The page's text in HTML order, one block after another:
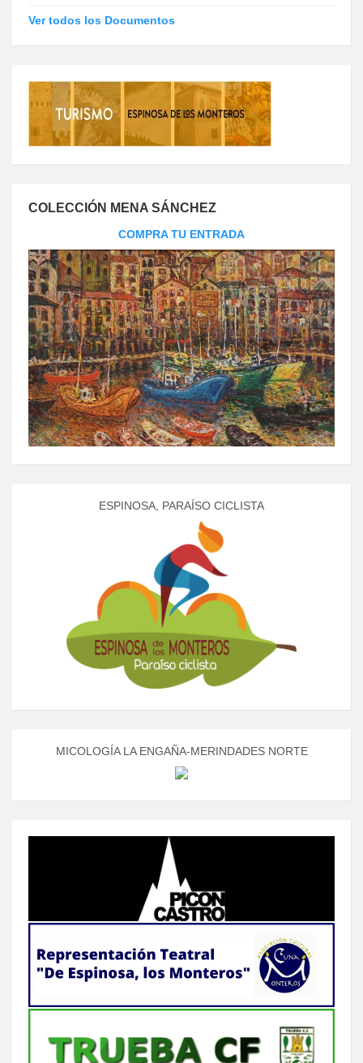
Ver todos los Documentos
COLECCIÓN MENA SÁNCHEZ
COMPRA TU ENTRADA
ESPINOSA, PARAÍSO CICLISTA
MICOLOGÍA LA ENGAÑA-MERINDADES NORTE